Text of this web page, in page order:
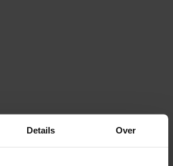
Details Over